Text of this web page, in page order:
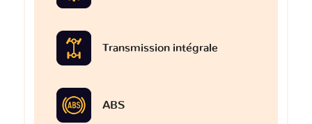
Transmission intégrale
ABS